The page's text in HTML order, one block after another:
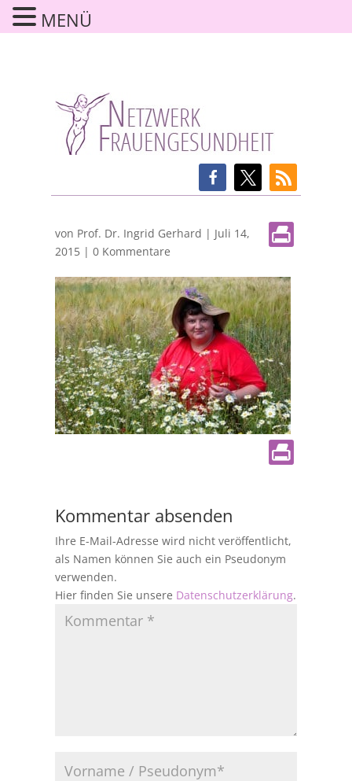
von Prof. Dr. Ingrid Gerhard | Juli 14,
2015| 0 Kommentare
Kommentar absenden
Ihre E-Mail-Adresse wird nicht veröffentlicht,
als Namen können Sie auch ein Pseudonym
verwenden.
Hier finden Sie unsere Datenschutzerklärung.
MENÜ